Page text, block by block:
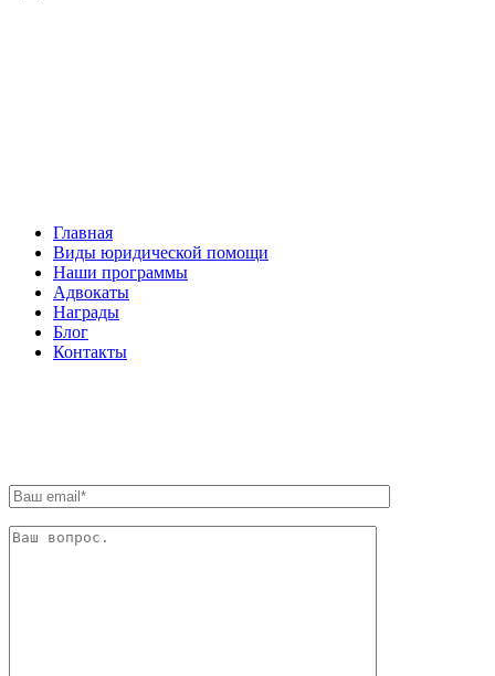
Главная
Виды юридической помощи
Наши программы
Адвокаты
Награды
Блог
Контакты